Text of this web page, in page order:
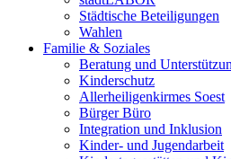
Städtische Beteiligungen
Wahlen
Familie & Soziales
Beratung und
Kinderschutz
Allerheiligenkirmes Soest
Bürger Büro
Integration und Inklusion
Kinder- und Jugendarbeit